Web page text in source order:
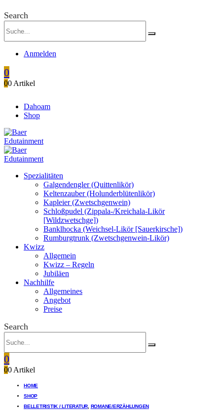
Search
Anmelden
0
00 Artikel
Dahoam
Shop
Spezialitäten
Galgendengler (Quittenlikör)
Keltenzauber (Holunderblütenlikör)
Kapleier (Zwetschgenwein)
Schloßpudel (Zippala-/Kreichala-Likör
[Wildzwetschge])
Banklhocka (Weichsel-Likör [Sauerkirsche])
Rumburgtrunk (Zwetschgenwein-Likör)
Kwizz
Allgemein
Kwizz – Regeln
Jubiläen
Nachhilfe
Allgemeines
Angebot
Preise
Search
0
00 Artikel
HOME
SHOP
BELLETRISTIK / LITERATUR ROMANE/ERZÄHLUNGEN